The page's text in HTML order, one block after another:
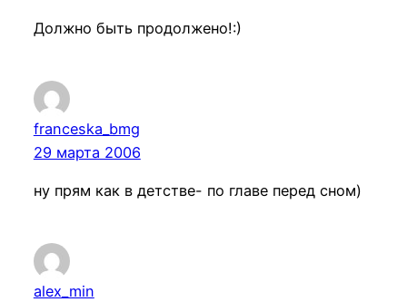
Должно быть продолжено!:)
franceska_bmg
29 марта 2006
ну прям как в детстве- по главе перед сном)
alex_min